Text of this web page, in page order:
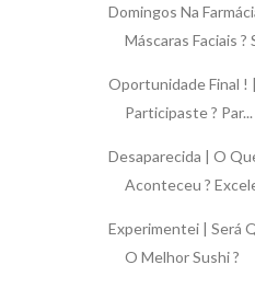
Domingos Na
Máscaras Faciais ?
Oportunidade Final !
Participaste ? Par...
Desaparecida | O
Aconteceu ?
Experimentei | Será
O Melhor Sushi ?